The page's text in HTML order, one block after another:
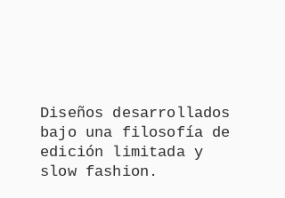
Diseños desarrollados
bajo una filosofía de
edición limitada y
slow fashion.